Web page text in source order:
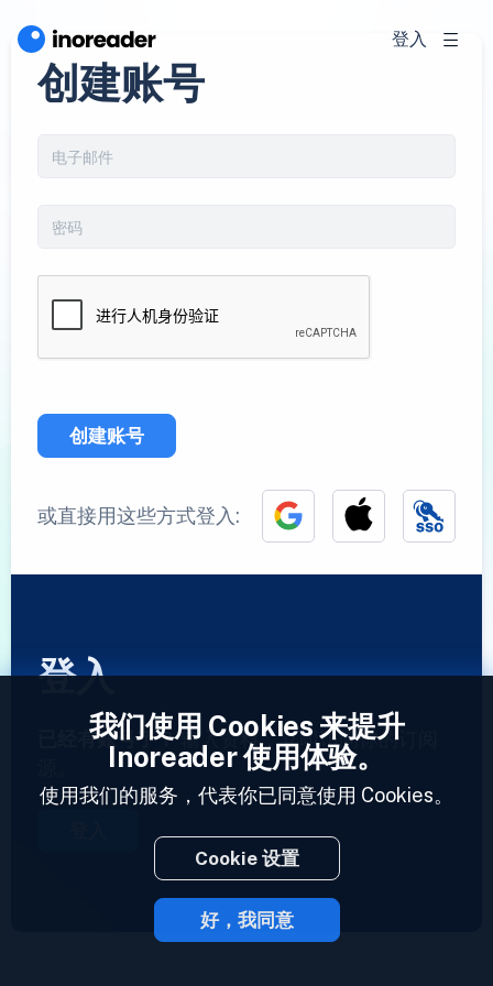
登入
创建账号
创建账号
或直接用这些方式登入:
登入
已经有账号了？输入资料，立即访问你的订阅
2023 © Inoreader
我们使用 Cookies 来提升
Inoreader 使用体验。
使用我们的服务，代表你已同意使用 Cookies。
Cookie 设置
好，我同意